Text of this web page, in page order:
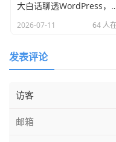
大白话聊透WordPress，
2026-07-11 64 人
发表评论